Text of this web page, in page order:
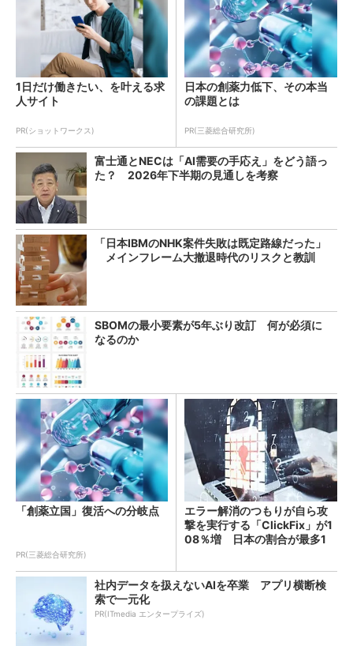
1日だけ働きたい、を叶える求
人サイト
PR(ショットワークス)
日本の創薬力低下、その本当
の課題とは
PR(三菱総合研究所)
富士通とNECは「AI需要の手応え」をどう語っ
た？ 2026年下半期の見通しを考察
「日本IBMのNHK案件失敗は既定路線だった」
メインフレーム大撤退時代のリスクと教訓
SBOMの最小要素が5年ぶり改訂 何が必須に
なるのか
「創薬立国」復活への分岐点
PR(三菱総合研究所)
エラー解消のつもりが自ら攻
撃を実行する「ClickFix」が1
08％増 日本の割合が最多1
社内データを扱えないAIを卒業 アプリ横断検
索で一元化
PR(ITmedia エンタープライズ)